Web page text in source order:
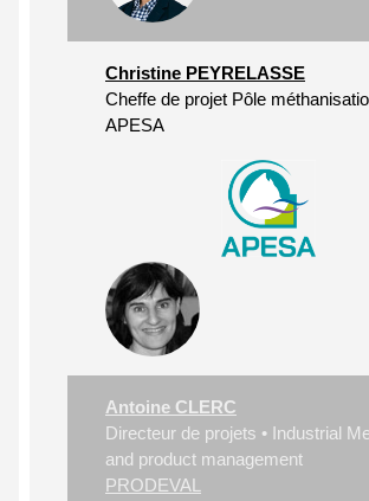
Christine PEYRELASSE
Cheffe de projet Pôle
APESA
Antoine CLERC
Directeur de projets • Industrial
and product management
PRODEVAL